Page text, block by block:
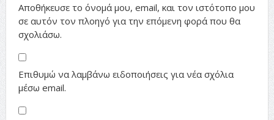
Αποθήκευσε το όνομά μου, email, και τον ιστότοπο μου
σε αυτόν τον πλοηγό για την επόμενη φορά που θα
σχολιάσω.
Επιθυμώ να λαμβάνω ειδοποιήσεις για νέα σχόλια
μέσω email.